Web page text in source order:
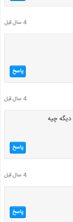
4 سال قبل
پاسخ
4 سال قبل
چیه
پاسخ
4 سال قبل
پاسخ